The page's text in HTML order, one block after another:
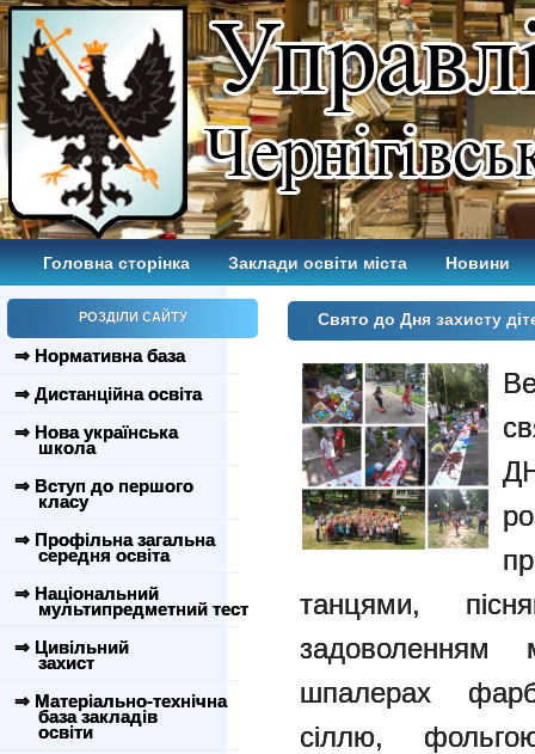
Головна сторінка Заклади освіти міста Новини
РОЗДІЛИ САЙТУ
⇒ Нормативна база
⇒ Дистанційна освіта
⇒ Нова українська
школа
⇒ Вступ до першого
класу
⇒ Профільна загальна
середня освіта
⇒ Національний
мультипредметний тест
⇒ Цивільний
захист
⇒ Матеріально-технічна
база закладів
освіти
Свято до Дня захисту
танцями,
шпалерах
сіллю,